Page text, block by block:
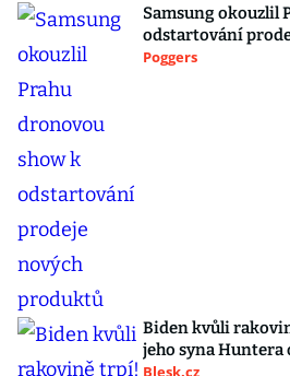
Samsung okouzlil
odstartování
Poggers
Biden kvůli
jeho syna
Blesk.cz